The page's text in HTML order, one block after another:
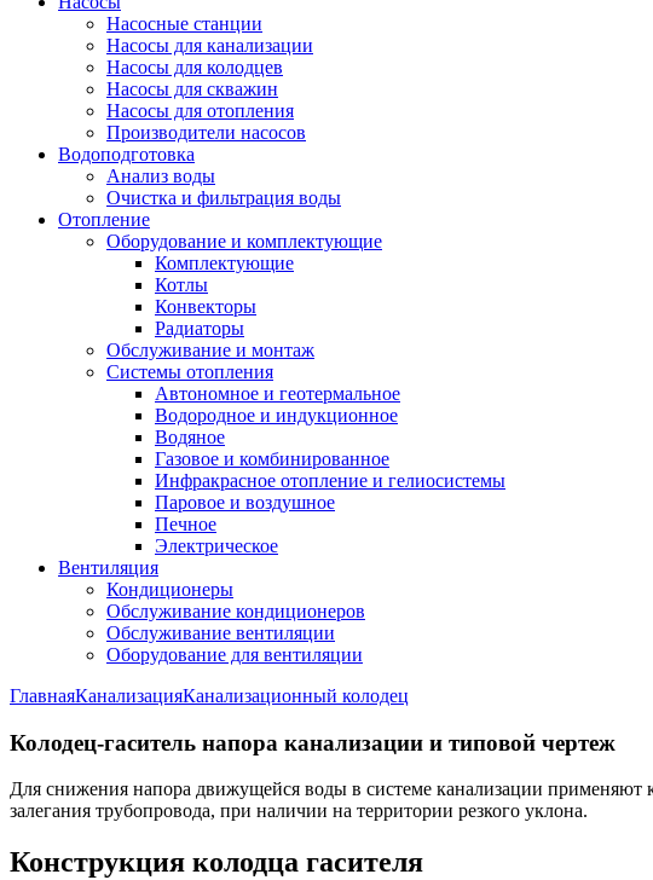
Насосные станции
Насосы для канализации
Насосы для колодцев
Насосы для скважин
Насосы для отопления
Производители насосов
Водоподготовка
Анализ воды
Очистка и фильтрация воды
Отопление
Оборудование и комплектующие
Комплектующие
Котлы
Конвекторы
Радиаторы
Обслуживание и монтаж
Системы отопления
Автономное и геотермальное
Водородное и индукционное
Водяное
Газовое и комбинированное
Инфракрасное отопление и гелиосистемы
Паровое и воздушное
Печное
Электрическое
Вентиляция
Кондиционеры
Обслуживание кондиционеров
Обслуживание вентиляции
Оборудование для вентиляции
ГлавнаяКанализацияКанализационный колодец
Колодец-гаситель напора канализации и типовой чертеж
Для снижения напора движущейся воды в системе канализации применяют
залегания трубопровода, при наличии на территории резкого уклона.
Конструкция колодца гасителя